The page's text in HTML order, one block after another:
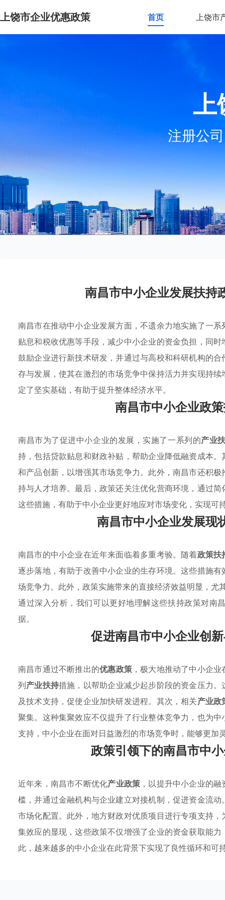
上饶市企业优惠政策 首页 上饶市
上
注册公
南昌市中小企业发展扶持
南昌市在推动中小企业发展方面，不遗余力地实施了一系
贴息和税收优惠等手段，减少中小企业的资金负担，同
鼓励企业进行新技术研发，并通过与高校和科研机构的
存与发展，使其在激烈的市场竞争中保持活力并实现持
定了坚实基础，有助于提升整体经济水平。
南昌市中小企业政
南昌市为了促进中小企业的发展，实施了一系列的产业
持，包括贷款贴息和财政补贴，帮助企业降低融资成本
和产品创新，以增强其市场竞争力。此外，南昌市还积
持与人才培养。最后，政策还关注优化营商环境，通过
这些措施，有助于中小企业更好地应对市场变化，实现可
南昌市中小企业发展现
南昌市的中小企业在近年来面临着多重考验。随着政策扶
逐步落地，有助于改善中小企业的生存环境。这些措施有
场竞争力。此外，政策实施带来的直接经济效益明显，
通过深入分析，我们可以更好地理解这些扶持政策对南
据。
促进南昌市中小企业创
南昌市通过不断推出的优惠政策，极大地推动了中小企
列产业扶持措施，以帮助企业减少起步阶段的资金压力
及技术支持，促使企业加快研发进程。其次，相关产业政
聚集。这种集聚效应不仅提升了行业整体竞争力，也为
支持，中小企业在面对日益激烈的市场竞争时，能够更加
政策引领下的南昌市中
近年来，南昌市不断优化产业政策 ，以提升中小企业的
槛，并通过金融机构与企业建立对接机制，促进资金流
市场化配置。此外，地方财政对优质项目进行专项支持
集效应的显现，这些政策不仅增强了企业的资金获取能
此，越来越多的中小企业在此背景下实现了良性循环和可